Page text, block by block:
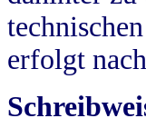
erfolgt